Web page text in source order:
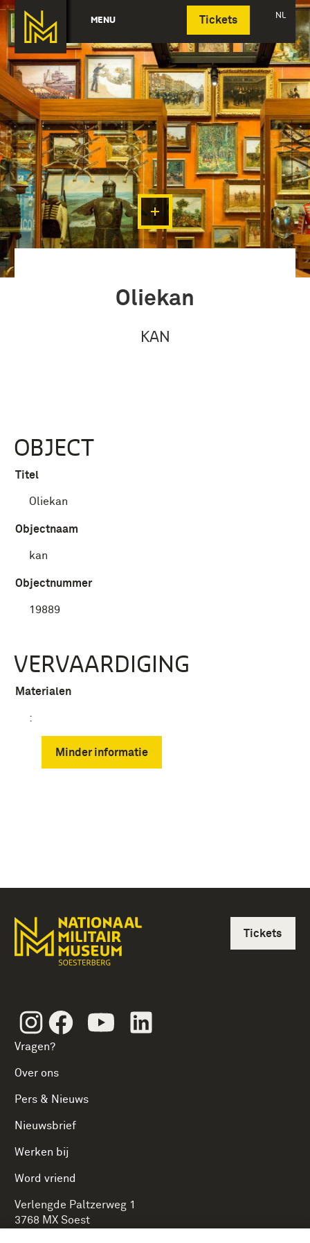
MENU Tickets NL
Deutsch
Oliekan
KAN
OBJECT
Titel
Oliekan
Objectnaam
kan
Objectnummer
19889
VERVAARDIGING
Materialen
:
Minder informatie
InstagramFacebookYoutube
Vragen?
Over ons
Pers & Nieuws
Nieuwsbrief
Werken bij
Word vriend
Tickets
Verlengde Paltzerweg 1
3768 MX Soest